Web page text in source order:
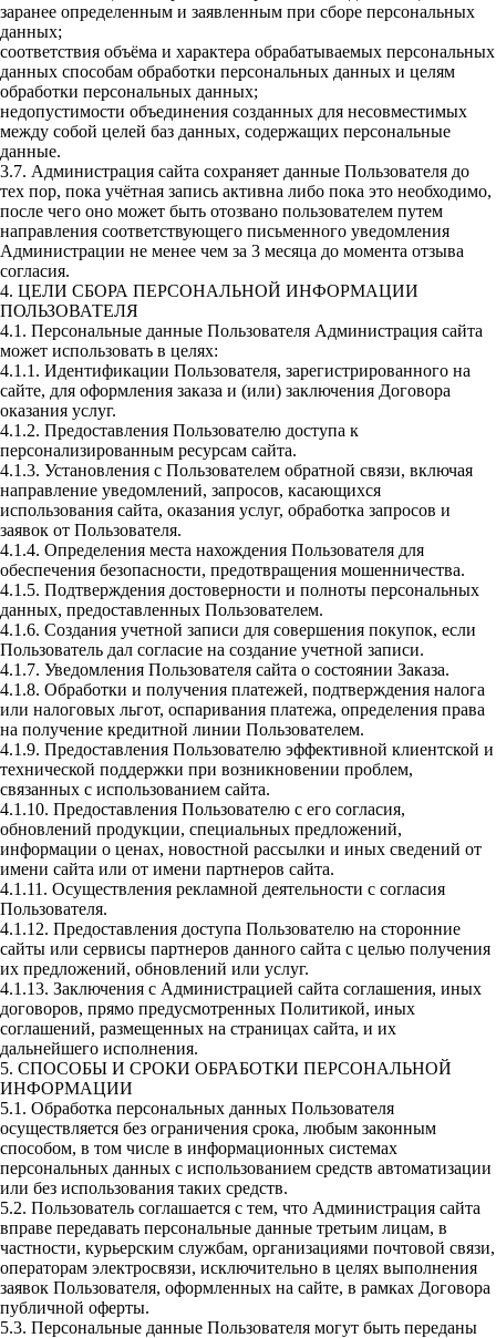
заранее определенным и заявленным при сборе персональных
данных;
соответствия объёма и характера обрабатываемых персональных
данных способам обработки персональных данных и целям
обработки персональных данных;
недопустимости объединения созданных для несовместимых
между собой целей баз данных, содержащих персональные
данные.
3.7. Администрация сайта сохраняет данные Пользователя до
тех пор, пока учётная запись активна либо пока это необходимо,
после чего оно может быть отозвано пользователем путем
направления соответствующего письменного уведомления
Администрации не менее чем за 3 месяца до момента отзыва
согласия.
4. ЦЕЛИ СБОРА ПЕРСОНАЛЬНОЙ ИНФОРМАЦИИ
ПОЛЬЗОВАТЕЛЯ
4.1. Персональные данные Пользователя Администрация сайта
может использовать в целях:
4.1.1. Идентификации Пользователя, зарегистрированного на
сайте, для оформления заказа и (или) заключения Договора
оказания услуг.
4.1.2. Предоставления Пользователю доступа к
персонализированным ресурсам сайта.
4.1.3. Установления с Пользователем обратной связи, включая
направление уведомлений, запросов, касающихся
использования сайта, оказания услуг, обработка запросов и
заявок от Пользователя.
4.1.4. Определения места нахождения Пользователя для
обеспечения безопасности, предотвращения мошенничества.
4.1.5. Подтверждения достоверности и полноты персональных
данных, предоставленных Пользователем.
4.1.6. Создания учетной записи для совершения покупок, если
Пользователь дал согласие на создание учетной записи.
4.1.7. Уведомления Пользователя сайта о состоянии Заказа.
4.1.8. Обработки и получения платежей, подтверждения налога
или налоговых льгот, оспаривания платежа, определения права
на получение кредитной линии Пользователем.
4.1.9. Предоставления Пользователю эффективной клиентской и
технической поддержки при возникновении проблем,
связанных с использованием сайта.
4.1.10. Предоставления Пользователю с его согласия,
обновлений продукции, специальных предложений,
информации о ценах, новостной рассылки и иных сведений от
имени сайта или от имени партнеров сайта.
4.1.11. Осуществления рекламной деятельности с согласия
Пользователя.
4.1.12. Предоставления доступа Пользователю на сторонние
сайты или сервисы партнеров данного сайта с целью получения
их предложений, обновлений или услуг.
4.1.13. Заключения с Администрацией сайта соглашения, иных
договоров, прямо предусмотренных Политикой, иных
соглашений, размещенных на страницах сайта, и их
дальнейшего исполнения.
5. СПОСОБЫ И СРОКИ ОБРАБОТКИ ПЕРСОНАЛЬНОЙ
ИНФОРМАЦИИ
5.1. Обработка персональных данных Пользователя
осуществляется без ограничения срока, любым законным
способом, в том числе в информационных системах
персональных данных с использованием средств автоматизации
или без использования таких средств.
5.2. Пользователь соглашается с тем, что Администрация сайта
вправе передавать персональные данные третьим лицам, в
частности, курьерским службам, организациями почтовой связи,
операторам электросвязи, исключительно в целях выполнения
заявок Пользователя, оформленных на сайте, в рамках Договора
публичной оферты.
5.3. Персональные данные Пользователя могут быть переданы